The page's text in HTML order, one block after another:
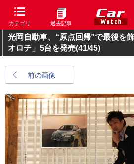
カテゴリ 過去記事
光岡自動車、“原点回帰”で最後を
オロチ」5台を発売(41/45)
前の画像